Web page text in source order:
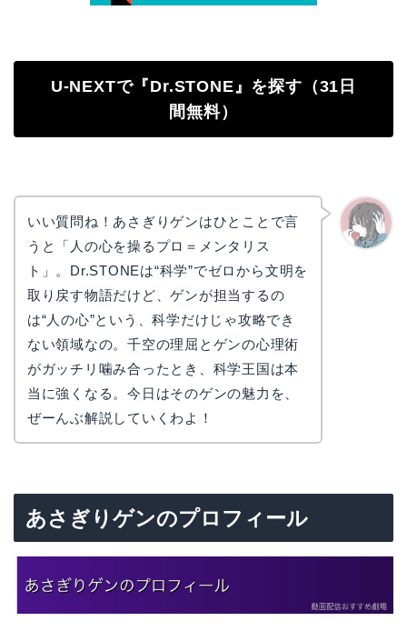
U-NEXTで『Dr.STONE』を探す（31日
間無料）
いい質問ね！あさぎりゲンはひとことで言
うと「人の心を操るプロ＝メンタリス
ト」。Dr.STONEは“科学”でゼロから文明を
取り戻す物語だけど、ゲンが担当するの
は“人の心”という、科学だけじゃ攻略でき
ない領域なの。千空の理屈とゲンの心理術
がガッチリ噛み合ったとき、科学王国は本
当に強くなる。今日はそのゲンの魅力を、
ぜーんぶ解説していくわよ！
あさぎりゲンのプロフィール